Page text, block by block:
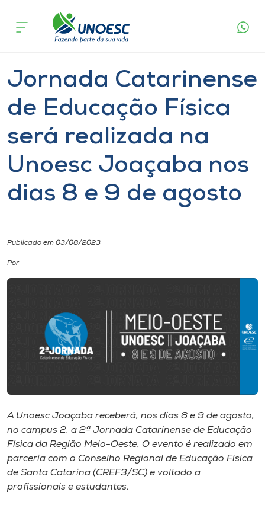
Cursos
Pesquisa
Atendimento ao Estudante
Portal de Ensino
Internacionalização
Diplomados
Cultura
CPA
Biblioteca
Editora
acontece
de agosto
Jornada Catarinense
de Educação Física
será realizada na
Unoesc Joaçaba nos
dias 8 e 9 de agosto
Publicado em 03/08/2023
Por
A Unoesc Joaçaba receberá, nos dias 8 e 9 de agosto,
no campus 2, a 2ª Jornada Catarinense de Educação
Física da Região Meio-Oeste. O evento é realizado em
parceria com o Conselho Regional de Educação Física
de Santa Catarina (CREF3/SC) e voltado a
profissionais e estudantes.